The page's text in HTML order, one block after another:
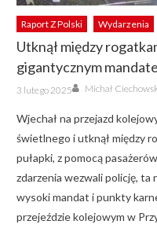
Raport Z Polski Wydarzenia
Utknął między
gigantycznym
Posted
on
3 lutego 2025 Author
Michał
Wjechał na przejazd
świetlnego i utknął między
pułapki, z pomocą
zdarzenia wezwali policję, ta
wysoki mandat i punkty
przejeździe kolejowym w